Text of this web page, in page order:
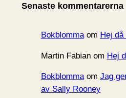
v
Senaste kommentarerna
Bokblommaom Hej
Martin Fabianom Hej
Bokblommaom Jag
av Sally Rooney